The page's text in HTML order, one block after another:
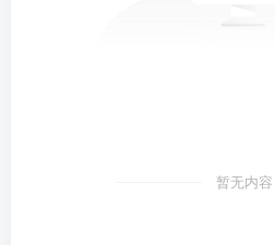
暂无内容